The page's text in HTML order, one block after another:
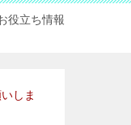
役立ち情報
しま